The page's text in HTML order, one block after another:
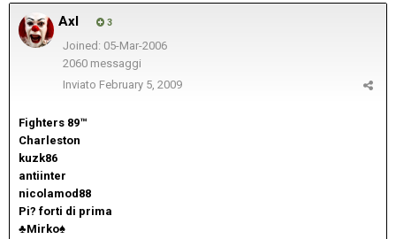
Axl 3
Joined: 05-Mar-2006
2060 messaggi
Inviato February 5, 2009
Fighters 89™
Charleston
kuzk86
antiinter
nicolamod88
Pi? forti di prima
♣Mirko♠